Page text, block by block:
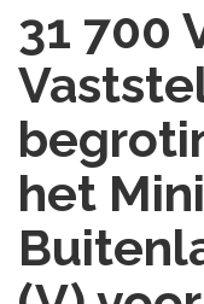
31 700
het